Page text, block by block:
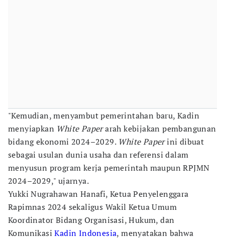
"Kemudian, menyambut pemerintahan baru, Kadin
menyiapkan White Paperarah kebijakan pembangunan
bidang ekonomi 2024–2029. White Paperini dibuat
sebagai usulan dunia usaha dan referensi dalam
menyusun program kerja pemerintah maupun RPJMN
2024–2029," ujarnya.
Yukki Nugrahawan Hanafi, Ketua Penyelenggara
Rapimnas 2024 sekaligus Wakil Ketua Umum
Koordinator Bidang Organisasi, Hukum, dan
KomunikasiKadin Indonesia, menyatakan bahwa